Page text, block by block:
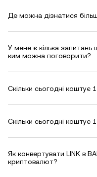
Де можна дізнатися
У мене є кілька запитань
ким можна поговорити?
Скільки сьогодні коштує
Скільки сьогодні коштує
Як конвертувати LINK в
криптовалют?